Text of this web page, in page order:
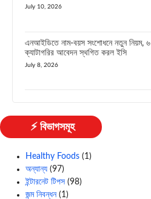
July 10, 2026
এনআইডিতে নাম-বয়স সংশোধনে নতুন নিয়ম, ৬
ক্যাটাগরির আবেদন স্থগিত করল ইসি
July 8, 2026
⚡ বিভাগসমূহ
Healthy Foods (1)
অন্যান্য (97)
ইন্টারনেট টিপস (98)
জন্ম নিবন্ধন(1)